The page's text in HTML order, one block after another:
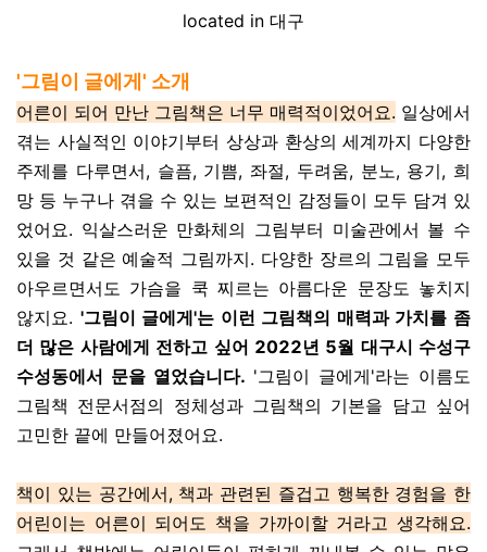
located in 대구
'그림이 글에게' 소개
어른이 되어 만난 그림책은 너무 매력적이었어요. 일상에서
겪는 사실적인 이야기부터 상상과 환상의 세계까지 다양한
주제를 다루면서, 슬픔, 기쁨, 좌절, 두려움, 분노, 용기, 희
망 등 누구나 겪을 수 있는 보편적인 감정들이 모두 담겨 있
었어요. 익살스러운 만화체의 그림부터 미술관에서 볼 수
있을 것 같은 예술적 그림까지. 다양한 장르의 그림을 모두
아우르면서도 가슴을 쿡 찌르는 아름다운 문장도 놓치지
않지요. '그림이 글에게'는 이런 그림책의 매력과 가치를 좀
더 많은 사람에게 전하고 싶어 2022년 5월 대구시 수성구
수성동에서 문을 열었습니다. '그림이 글에게'라는 이름도
그림책 전문서점의 정체성과 그림책의 기본을 담고 싶어
고민한 끝에 만들어졌어요.
책이 있는 공간에서, 책과 관련된 즐겁고 행복한 경험을 한
어린이는 어른이 되어도 책을 가까이할 거라고 생각해요.